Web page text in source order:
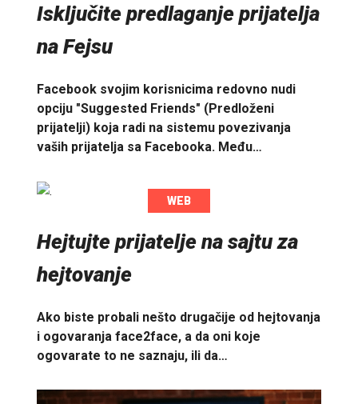
Isključite predlaganje prijatelja
na Fejsu
Facebook svojim korisnicima redovno nudi
opciju "Suggested Friends" (Predloženi
prijatelji) koja radi na sistemu povezivanja
vaših prijatelja sa Facebooka. Među…
WEB
Hejtujte prijatelje na sajtu za
hejtovanje
Ako biste probali nešto drugačije od hejtovanja
i ogovaranja face2face, a da oni koje
ogovarate to ne saznaju, ili da…